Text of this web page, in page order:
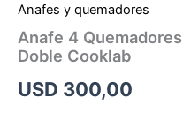
Anafes y quemadores
Anafe 4
Doble Cooklab
USD 300,00